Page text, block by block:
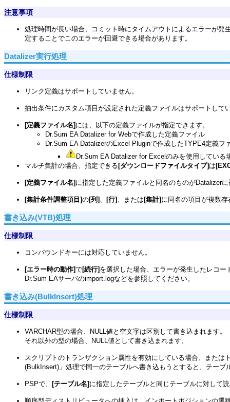
注意事項
処理時間が長い場合、コミット時にタイムアウトによるエラーが
定することでこのエラーが回避できる場合があります。
Datalizer実行処理
仕様制限
リンク定義はサポートしていません。
抽出条件にカスタム項目が設定された定義ファイルはサポートして
[定義ファイル名] には、以下の定義ファイルが指定できます。
Dr.Sum EA Datalizer for Webで作成した定義ファイル
Dr.Sum EA DatalizerのExcel Pluginで作成したTYPE4定義フ
Dr.Sum EA Datalizer for Excelのみを使用してい
マルチ集計の場合、指定できる [ダウンロードファイルタイプ] は
[定義ファイル名] に指定した定義ファイルと同名のものがDatalizer
[集計条件調整項目]の[列] 、 [行] 、または [集計] に同名の項目が複数
書き込み(VTB)処理
仕様制限
コンパウンドキーには対応していません。
[エラー時の動作]で[続行] を選択した場合、エラーが発生したレコ
Dr.Sum EAサーバのimport.logなどを参照してください。
書き込み(BulkInsert)処理
仕様制限
VARCHAR型の場合、NULL値と空文字は区別して書き込まれます。
それ以外の型の場合、NULL値として書き込まれます。
スクリプトのトランザクション属性を有効にしている場合、また
(BulkInsert)」処理で同一のテーブルへ書き込もうとすると、テーブ
PSPで、 [テーブル名] に指定したテーブルと同じテーブルに対して